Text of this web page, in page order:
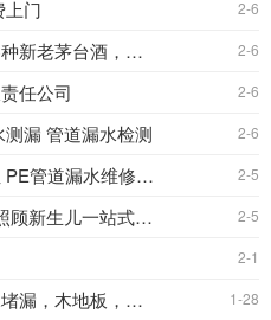
上门 2-6
百色市高价回收珍品茅台酒，各种新老茅台酒，飞天茅台酒 2-6
任公司 2-6
漏 管道漏水检测 2-6
百色德保本地管道漏水精准定位 PE管道漏水维修改造 2-5
百色凌云专业提供月嫂 育婴师 照顾新生儿一站式服务 2-5
2-1
全屋定制柜子、水电安装，防水堵漏，木地板，吊顶安装，焊雨棚 1-28